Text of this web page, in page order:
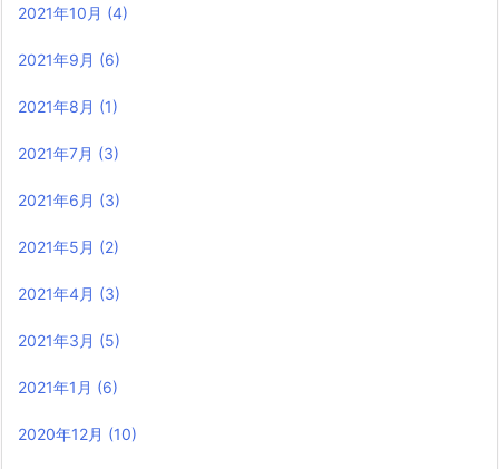
2021年10月 (4)
2021年9月 (6)
2021年8月 (1)
2021年7月 (3)
2021年6月 (3)
2021年5月 (2)
2021年4月 (3)
2021年3月 (5)
2021年1月 (6)
2020年12月 (10)